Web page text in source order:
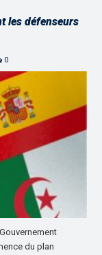
les défenseurs
0
du plan